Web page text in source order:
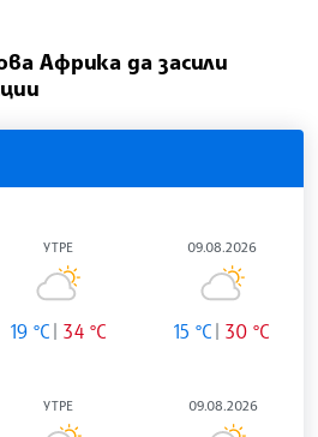
Африка да засили
УТРЕ
19 °C 34 °C
09.08.2026
15 °C 30 °C
УТРЕ 09.08.2026